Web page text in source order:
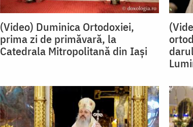
(Video) Duminica Ortodoxiei,
prima zi de primăvară, la
Catedrala Mitropolitană din Iași